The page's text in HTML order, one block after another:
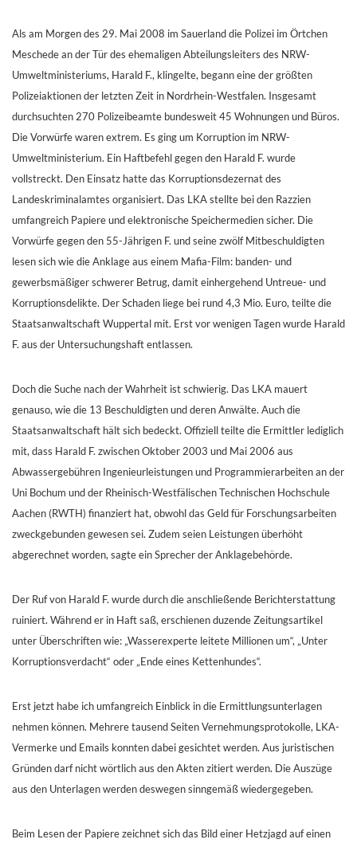
Als am Morgen des 29. Mai 2008 im Sauerland die Polizei im Örtchen
Meschede an der Tür des ehemaligen Abteilungsleiters des NRW-
Umweltministeriums, Harald F., klingelte, begann eine der größten
Polizeiaktionen der letzten Zeit in Nordrhein-Westfalen. Insgesamt
durchsuchten 270 Polizeibeamte bundesweit 45 Wohnungen und Büros.
Die Vorwürfe waren extrem. Es ging um Korruption im NRW-
Umweltministerium. Ein Haftbefehl gegen den Harald F. wurde
vollstreckt. Den Einsatz hatte das Korruptionsdezernat des
Landeskriminalamtes organisiert. Das LKA stellte bei den Razzien
umfangreich Papiere und elektronische Speichermedien sicher. Die
Vorwürfe gegen den 55-Jährigen F. und seine zwölf Mitbeschuldigten
lesen sich wie die Anklage aus einem Mafia-Film: banden- und
gewerbsmäßiger schwerer Betrug, damit einhergehend Untreue- und
Korruptionsdelikte. Der Schaden liege bei rund 4,3 Mio. Euro, teilte die
Staatsanwaltschaft Wuppertal mit. Erst vor wenigen Tagen wurde Harald
F. aus der Untersuchungshaft entlassen.
Doch die Suche nach der Wahrheit ist schwierig. Das LKA mauert
genauso, wie die 13 Beschuldigten und deren Anwälte. Auch die
Staatsanwaltschaft hält sich bedeckt. Offiziell teilte die Ermittler lediglich
mit, dass Harald F. zwischen Oktober 2003 und Mai 2006 aus
Abwassergebühren Ingenieurleistungen und Programmierarbeiten an der
Uni Bochum und der Rheinisch-Westfälischen Technischen Hochschule
Aachen (RWTH) finanziert hat, obwohl das Geld für Forschungsarbeiten
zweckgebunden gewesen sei. Zudem seien Leistungen überhöht
abgerechnet worden, sagte ein Sprecher der Anklagebehörde.
Der Ruf von Harald F. wurde durch die anschließende Berichterstattung
ruiniert. Während er in Haft saß, erschienen duzende Zeitungsartikel
unter Überschriften wie: „Wasserexperte leitete Millionen um“, „Unter
Korruptionsverdacht“ oder „Ende eines Kettenhundes“.
Erst jetzt habe ich umfangreich Einblick in die Ermittlungsunterlagen
nehmen können. Mehrere tausend Seiten Vernehmungsprotokolle, LKA-
Vermerke und Emails konnten dabei gesichtet werden. Aus juristischen
Gründen darf nicht wörtlich aus den Akten zitiert werden. Die Auszüge
aus den Unterlagen werden deswegen sinngemäß wiedergegeben.
Beim Lesen der Papiere zeichnet sich das Bild einer Hetzjagd auf einen